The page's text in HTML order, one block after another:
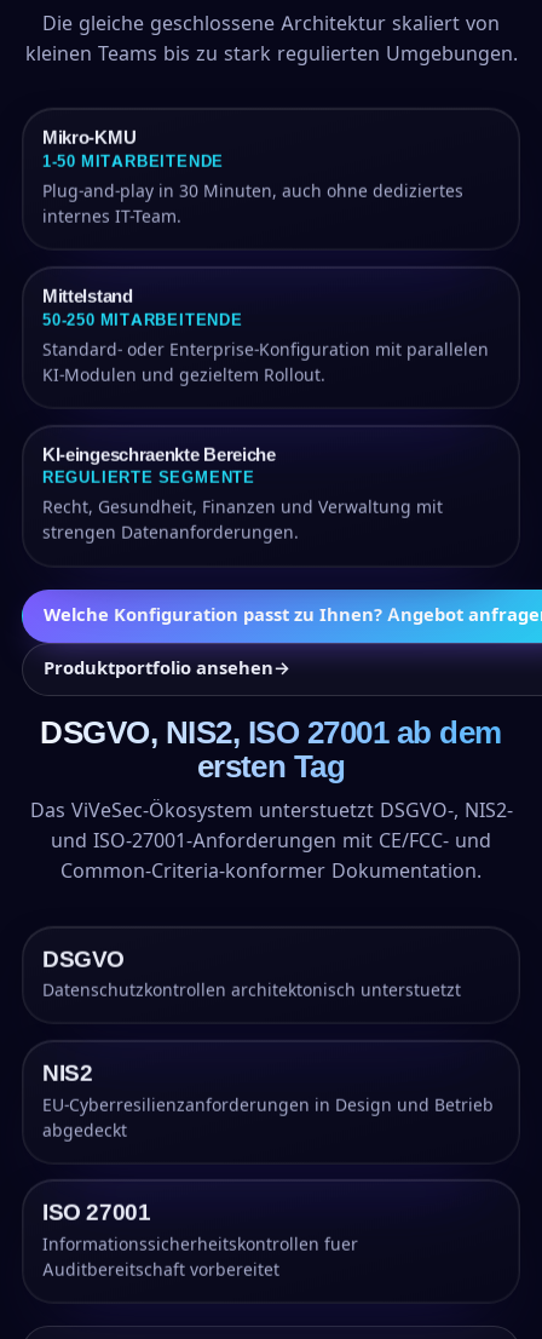
Die gleiche geschlossene Architektur skaliert von
kleinen Teams bis zu stark regulierten Umgebungen.
Mikro-KMU
1-50 MITARBEITENDE
Plug-and-play in 30 Minuten, auch ohne dediziertes
internes IT-Team.
Mittelstand
50-250 MITARBEITENDE
Standard- oder Enterprise-Konfiguration mit parallelen
KI-Modulen und gezieltem Rollout.
KI-eingeschraenkte Bereiche
REGULIERTE SEGMENTE
Recht, Gesundheit, Finanzen und Verwaltung mit
strengen Datenanforderungen.
Welche Konfiguration passt zu Ihnen? Angebot
Produktportfolio ansehen→
DSGVO, NIS2, ISO 27001 ab dem
ersten Tag
Das ViVeSec-Ökosystem unterstuetzt DSGVO-, NIS2-
und ISO-27001-Anforderungen mit CE/FCC- und
Common-Criteria-konformer Dokumentation.
DSGVO
Datenschutzkontrollen architektonisch unterstuetzt
NIS2
EU-Cyberresilienzanforderungen in Design und Betrieb
abgedeckt
ISO 27001
Informationssicherheitskontrollen fuer
Auditbereitschaft vorbereitet